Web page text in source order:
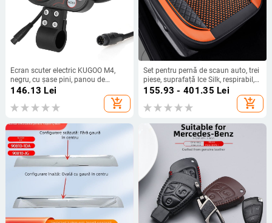
Ecran scuter electric KUGOO M4,
negru, cu șase pini, panou de
afișare TF-100
146.13 Lei
add_shopping_cart
Set pentru pernă de scaun auto, trei
piese, suprafață Ice Silk, respirabil,
fără umplutură, potrivit pentru toate
155.93 - 401.35 Lei
add_shopping_cart